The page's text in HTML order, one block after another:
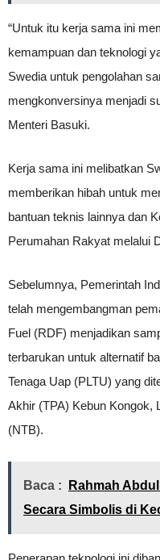
“Untuk itu kerja sama ini
kemampuan dan teknologi
Swedia untuk pengolahan
mengkonversinya menjadi
Menteri Basuki.
Kerja sama ini melibatkan
memberikan hibah untuk
bantuan teknis lainnya dan
Perumahan Rakyat melalui
Sebelumnya, Pemerintah
telah mengembangman
Fuel (RDF) menjadikan
terbarukan untuk alternatif
Tenaga Uap (PLTU) yang
Akhir (TPA) Kebun Kongok,
(NTB).
Baca :
Rahmah
Secara Simbolis di